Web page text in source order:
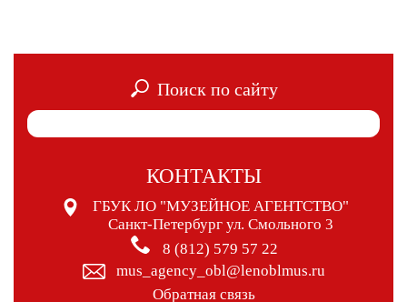
Поиск по сайту
КОНТАКТЫ
ГБУК ЛО "МУЗЕЙНОЕ АГЕНТСТВО"
Санкт-Петербург ул. Смольного 3
8 (812) 579 57 22
mus_agency_obl@lenoblmus.ru
Обратная связь